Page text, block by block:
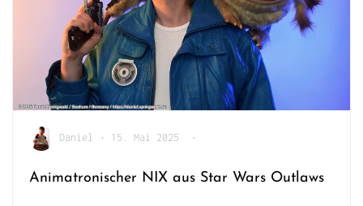
Daniel • 15. Mai 2025 •
Animatronischer NIX aus Star Wars Outlaws